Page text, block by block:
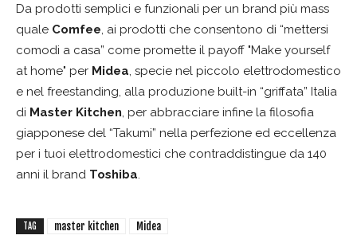
Da prodotti semplici e funzionali per un brand più mass
quale Comfee , ai prodotti che consentono di “mettersi
comodi a casa” come promette il payoff "Make yourself
at home" per Midea , specie nel piccolo elettrodomestico
e nel freestanding, alla produzione built-in “griffata” Italia
di Master Kitchen , per abbracciare infine la filosofia
giapponese del “Takumi” nella perfezione ed eccellenza
per i tuoi elettrodomestici che contraddistingue da 140
anni il brand Toshiba
TAG master kitchen Midea